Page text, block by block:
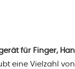
für Finger,
eine Vielzahl